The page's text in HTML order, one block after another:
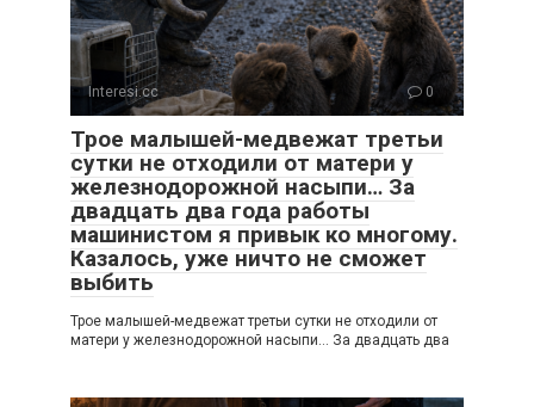
Interesi.cc 0
Трое малышей-медвежат третьи
сутки не отходили от матери у
железнодорожной насыпи… За
двадцать два года работы
машинистом я привык ко многому.
Казалось, уже ничто не сможет
выбить
Трое малышей-медвежат третьи сутки не отходили от
матери у железнодорожной насыпи… За двадцать два